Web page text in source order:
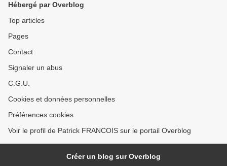
Hébergé par Overblog
Top articles
Pages
Contact
Signaler un abus
C.G.U.
Cookies et données personnelles
Préférences cookies
Voir le profil de Patrick FRANCOIS sur le portail Overblog
Créer un blog sur Overblog